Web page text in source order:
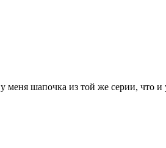
у меня шапочка из той же серии, что